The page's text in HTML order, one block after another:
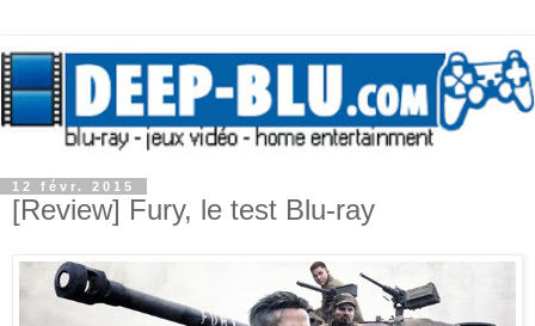
12 févr. 2015
[Review] Fury, le test Blu-ray